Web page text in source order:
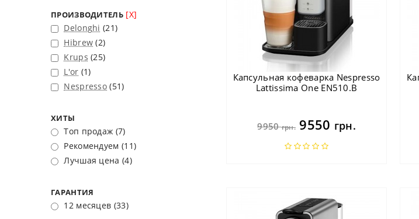
Капсульная кофеварка Nespresso
Lattissima One EN510.B
9950грн.9550 грн.
ПРОИЗВОДИТЕЛЬ [X]
Delonghi (21)
Hibrew (2)
Krups (25)
L'or (1)
Nespresso (51)
ХИТЫ
Топ продаж (7)
Рекомендуем (11)
Лучшая цена (4)
ГАРАНТИЯ
12 месяцев (33)